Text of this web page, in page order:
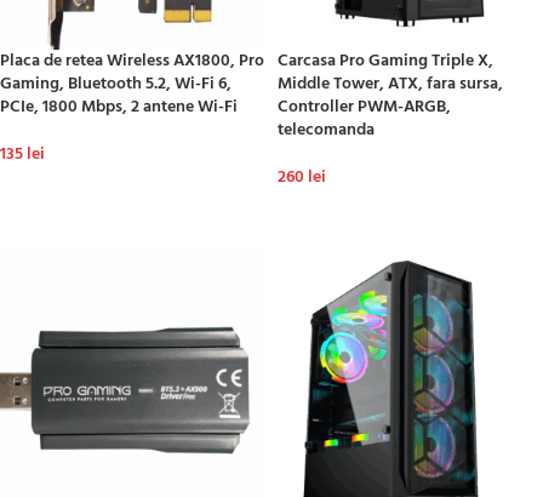
Placa de retea Wireless AX1800, Pro
Gaming, Bluetooth 5.2, Wi-Fi 6,
PCIe, 1800 Mbps, 2 antene Wi-Fi
135lei
Carcasa Pro Gaming Triple X,
Middle Tower, ATX, fara sursa,
Controller PWM-ARGB,
telecomanda
260 lei